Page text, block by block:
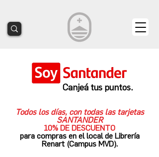
Canjeá tus puntos.
Todos los días, con todas las tarjetas
SANTANDER
10% DE DESCUENTO
para compras en el local de Librería
Renart (Campus MVD).